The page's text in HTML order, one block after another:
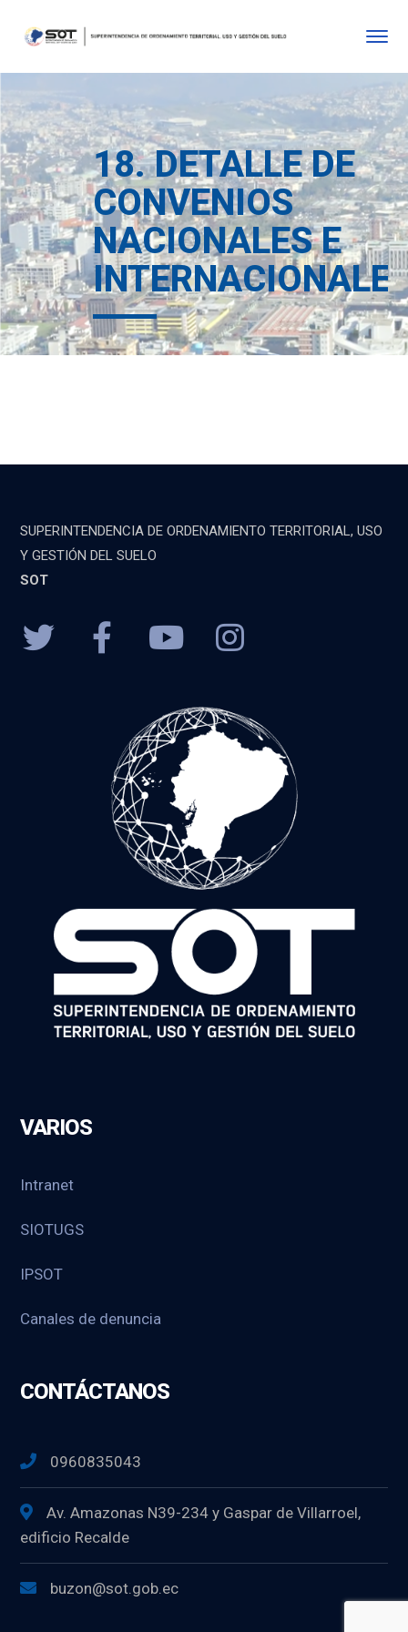
18. DETALLE DE
CONVENIOS
NACIONALES E
SUPERINTENDENCIA DE ORDENAMIENTO TERRITORIAL, USO
Y GESTIÓN DEL SUELO
SOT
VARIOS
Intranet
SIOTUGS
IPSOT
Canales de denuncia
CONTÁCTANOS
0960835043
Av. Amazonas N39-234 y Gaspar de Villarroel,
edificio Recalde
buzon@sot.gob.ec